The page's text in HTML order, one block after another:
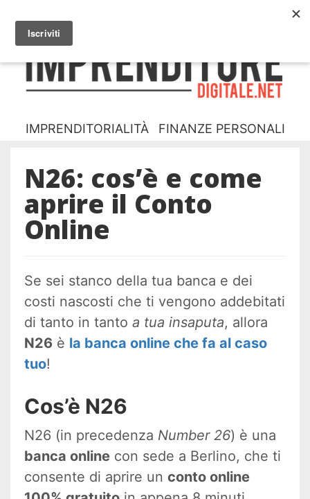
IMPRENDITORIALITÀ FINANZE PERSONALI
N26: cos’è e come
aprire il Conto
Online
Se sei stanco della tua banca e dei
costi nascosti che ti vengono addebitati
di tanto in tanto a tua insaputa, allora
N26 è la banca online che fa al caso
tuo!
Cos’è N26
N26 (in precedenza Number 26) è una
banca online con sede a Berlino, che ti
consente di aprire un conto online